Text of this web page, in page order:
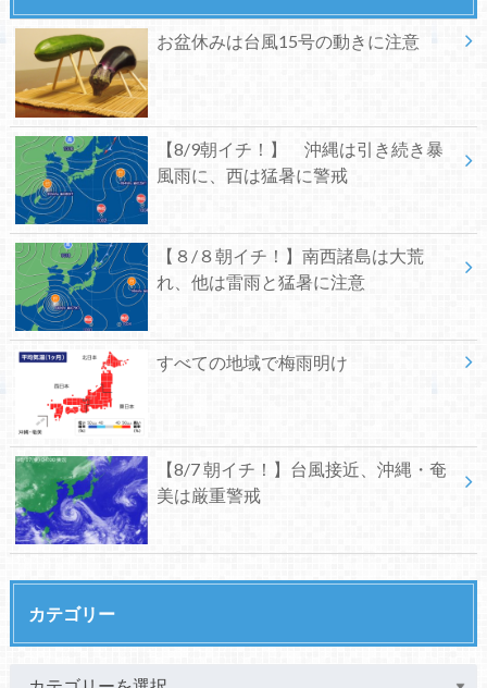
お盆休みは台風15号の動きに注意
【8/9朝イチ！】 沖縄は引き続き暴
風雨に、西は猛暑に警戒
【８/８朝イチ！】南西諸島は大荒
れ、他は雷雨と猛暑に注意
すべての地域で梅雨明け
【8/7 朝イチ！】台風接近、沖縄・奄
美は厳重警戒
カテゴリー